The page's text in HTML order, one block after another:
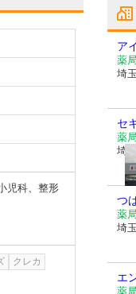
児科、 整形
クレカ
ア
薬局
埼
セ
薬局
埼
つ
薬局
埼
エ
薬局